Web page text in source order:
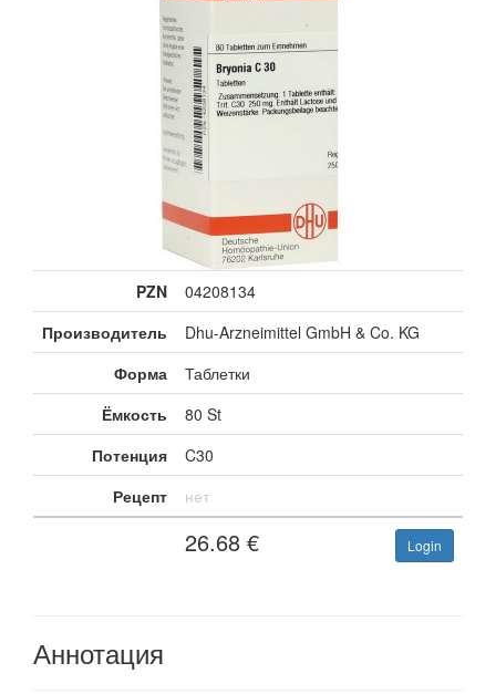
PZN
04208134
Производитель
Dhu-Arzneimittel GmbH & Co. KG
Форма
Таблетки
Ёмкость
80 St
Потенция
C30
Рецепт
нет
26.68 € Login
Аннотация